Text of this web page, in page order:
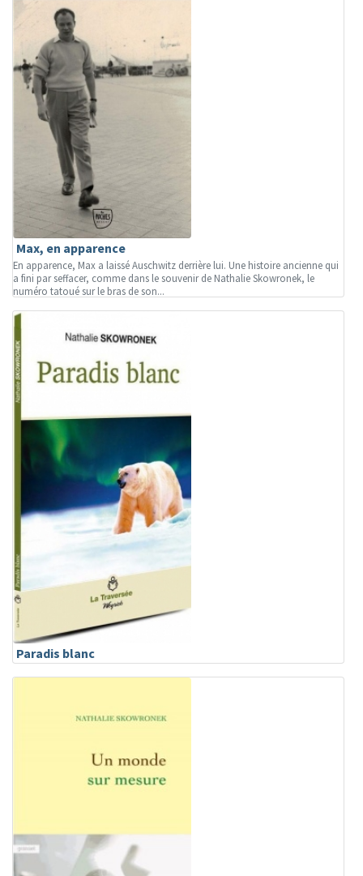
Max, en apparence
En apparence, Max a laissé Auschwitz derrière lui. Une histoire ancienne qui
a fini par seffacer, comme dans le souvenir de Nathalie Skowronek, le
numéro tatoué sur le bras de son...
Paradis blanc